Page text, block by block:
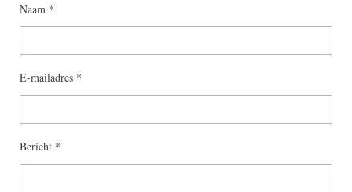
Naam *
E-mailadres *
Bericht *